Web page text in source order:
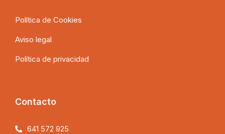
Política de Cookies
Aviso legal
Política de privacidad
Contacto
641 572 925